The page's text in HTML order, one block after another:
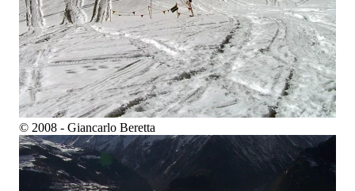
© 2008 - Giancarlo Beretta